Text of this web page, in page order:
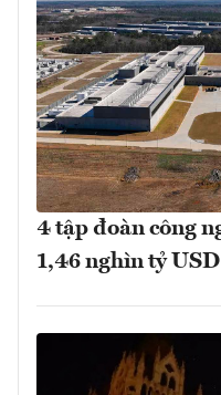
4 tập đoàn công
1,46 nghìn tỷ